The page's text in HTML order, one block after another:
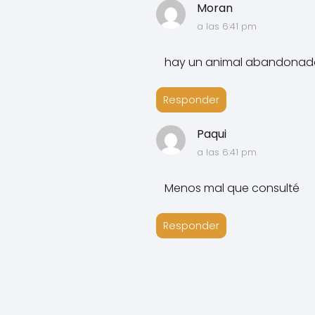
Moran
a las 6:41 pm
hay un animal
Responder
Paqui
a las 6:41 pm
Menos mal que consulté
Responder